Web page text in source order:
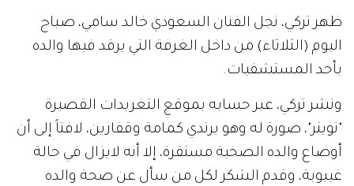
ظهر تركي، نجل الفنان السعودي خالد سامي، صباح
اليوم (الثلاثاء) من داخل الغرفة التي يرقد فيها والده
بأحد المستشفيات.
ونشر تركي، عبر حسابه بموقع التغريدات القصيرة
"تويتر"، صورة له وهو يرتدي كمامة وقفازين، لافتاً إلى أن
أوضاع والده الصحية مستقرة، إلا أنه لايزال في حالة
غيبوبة، وقدم الشكر لكل من سأل عن صحة والده